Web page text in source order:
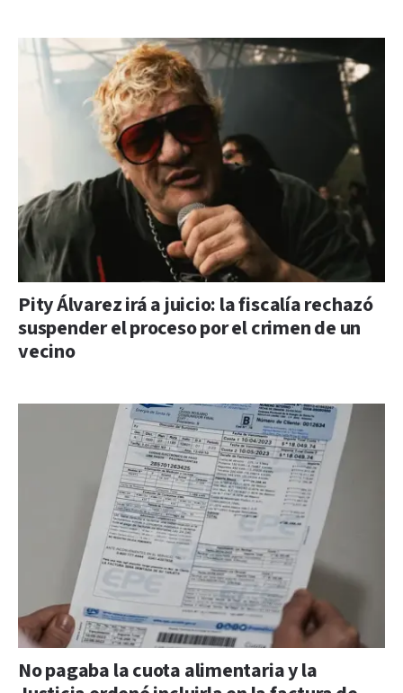
Pity Álvarez irá a juicio: la fiscalía rechazó
suspender el proceso por el crimen de un
vecino
No pagaba la cuota alimentaria y la